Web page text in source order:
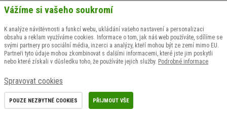
Souhlasím se zpracováním osobních údajů
marketingové účely
Vážíme si vašeho soukromí
K analýze návštěvnosti a funkcí webu, ukládání vašeho nastavení a personalizaci
obsahu a reklam využíváme cookies. Informace o tom, jak náš web používáte, sdílíme se
svými partnery pro sociální média, inzerci a analýzy, kteří mohou být ze zemí mimo EU.
Partneři tyto údaje mohou zkombinovat s dalšími informacemi, které jste jim poskytli
nebo které získali v důsledku toho, že používáte jejich služby. Podrobné informace
Spravovat cookies
POUZE NEZBYTNÉ COOKIES PŘIJMOUT VŠE